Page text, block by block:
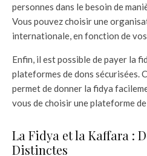
personnes dans le besoin de
Vous pouvez choisir une
internationale, en fonction de
Enfin, il est possible de payer la
plateformes de dons sécurisées.
permet de donner la fidya
vous de choisir une plateforme
La Fidya et la Kaffara :
Distinctes